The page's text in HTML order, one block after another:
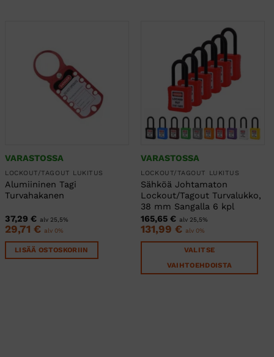
VARASTOSSA
LOCKOUT/TAGOUT LUKITUS
Alumiininen Tagi
Turvahakanen
37,29€ alv 25,5%
29,71€ alv 0%
LISÄÄ OSTOSKORIIN
VARASTOSSA
LOCKOUT/TAGOUT LUKITUS
Sähköä Johtamaton
Lockout/Tagout Turvalukko,
38 mm Sangalla 6 kpl
165,65€ alv 25,5%
131,99€ alv 0%
VALITSE
VAIHTOEHDOISTA